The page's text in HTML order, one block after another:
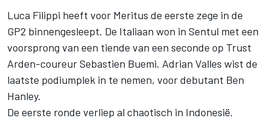
Luca Filippi heeft voor Meritus de eerste zege in de
GP2 binnengesleept. De Italiaan won in Sentul met een
voorsprong van een tiende van een seconde op Trust
Arden-coureur Sebastien Buemi. Adrian Valles wist de
laatste podiumplek in te nemen, voor debutant Ben
Hanley.
De eerste ronde verliep al chaotisch in Indonesië.